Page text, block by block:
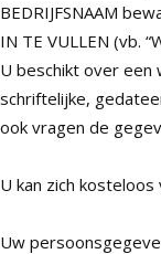
BEDRIJFSNAAM
IN TE VULLEN (vb.
U beschikt over
schriftelijke,
ook vragen de
U kan zich
Uw